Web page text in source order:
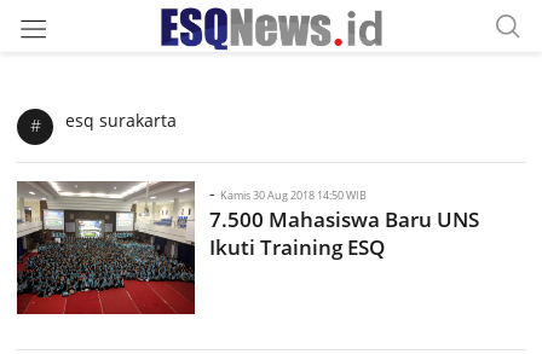
# esq surakarta
- Kamis 30 Aug 2018 14:50 WIB
7.500 Mahasiswa Baru UNS
Ikuti Training ESQ